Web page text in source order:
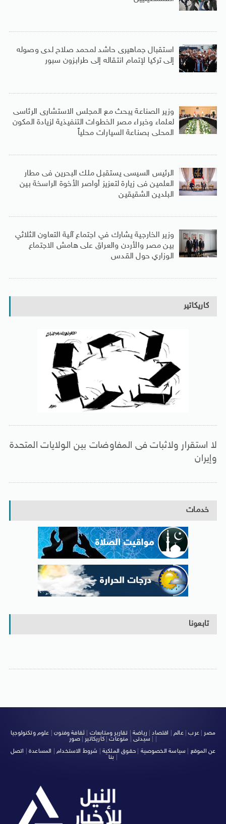
استقبال جماهيرى حاشد لمحمد صلاح لدى وصوله
إلى تركيا لإتمام انتقاله إلى طرابزون سبور
وزير الصناعة يبحث مع المجلس الاستشارى الرئاسى
لعلماء وخبراء مصر الخطوات التنفيذية لزيادة المكون
المحلى بصناعة السيارات محلياً
الرئيس السيسى يستقبل ملك البحرين فى مطار
العلمين فى زيارة لتعزيز أواصر الأخوة الراسخة بين
البلدين الشقيقين
وزير الخارجية يشارك في اجتماع آلية التعاون الثلاثي
بين مصر والأردن والعراق على هامش الاجتماع
الوزاري حول القدس
كاريكاتير
لا استقرار ولاثبات فى المفاوضات بين الولايات المتحدة
وإيران
خدمات
تابعونا
مصر |عرب|عالم| اقتصاد| رياضة تقارير ومتابعات ثقافة وفنون| علوم وتكنولوجيا
سيدتى| منوعات|كاريكاتير |صور
عن الموقع
سياسة الخصوصية حقوق الملكية شروط الاستخدام المساعدة
اتصل
بنا